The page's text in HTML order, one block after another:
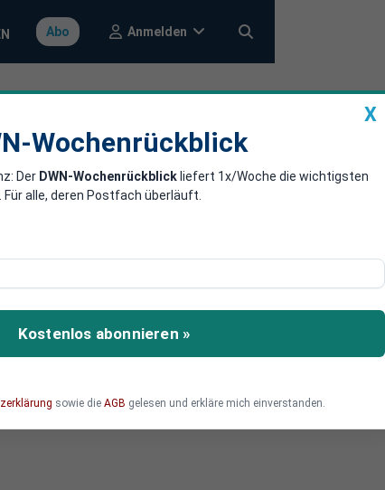
Abo Anmelden
Diese roten
wird. Aber
X
Wochenrückblick
Der DWN-Wochenrückblick liefert 1x/Woche die wichtigsten
alle, deren Postfach überläuft.
Kostenlos abonnieren »
sowie die AGB gelesen und erkläre mich einverstanden.